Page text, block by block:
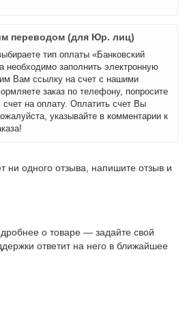
переводом (для Юр. лиц)
тип оплаты «Банковский
необходимо заполнить электронную
Вам ссылку на счет с нашими
заказ по телефону, попросите
на оплату. Оплатить счет Вы
указывайте в комментарии к
ни одного отзыва, напишите отзыв и
о товаре — задайте свой
ответит на него в ближайшее